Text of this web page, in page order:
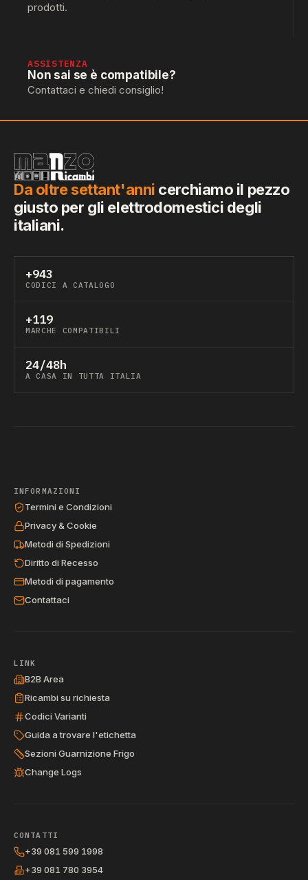
prodotti.
ASSISTENZA
Non sai se è compatibile?
Contattaci e chiedi consiglio!
Da oltre settant'anni cerchiamo il pezzo
giusto per gli elettrodomestici degli
italiani.
+943
CODICI A CATALOGO
+119
MARCHE COMPATIBILI
24/48h
A CASA IN TUTTA ITALIA
INFORMAZIONI
Termini e Condizioni
Privacy & Cookie
Metodi di Spedizioni
Diritto di Recesso
Metodi di pagamento
Contattaci
LINK
B2B Area
Ricambi su richiesta
Codici Varianti
Guida a trovare l'etichetta
Sezioni Guarnizione Frigo
Change Logs
CONTATTI
+39 081 599 1998
+39 081 780 3954